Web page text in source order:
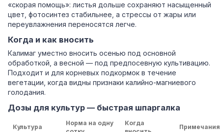
«скорая помощь»: листья дольше сохраняют насыщенный
цвет, фотосинтез стабильнее, а стрессы от жары или
переувлажнения переносятся легче.
Когда и как вносить
Калимаг уместно вносить осенью под основной
обработкой, а весной — под предпосевную культивацию.
Подходит и для корневых подкормок в течение
вегетации, когда видны признаки калийно-магниевого
голодания.
Дозы для культур — быстрая шпаргалка
Культура
Норма на одну
Когда
Примечания